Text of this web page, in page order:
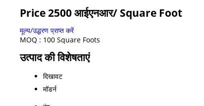
Price 2500 आईएनआर/ Square Foot
मूल्य/उद्धरण प्राप्त करें
MOQ : 100 Square Foots
उत्पाद की विशेषताएं
दिखावट
मॉडर्न